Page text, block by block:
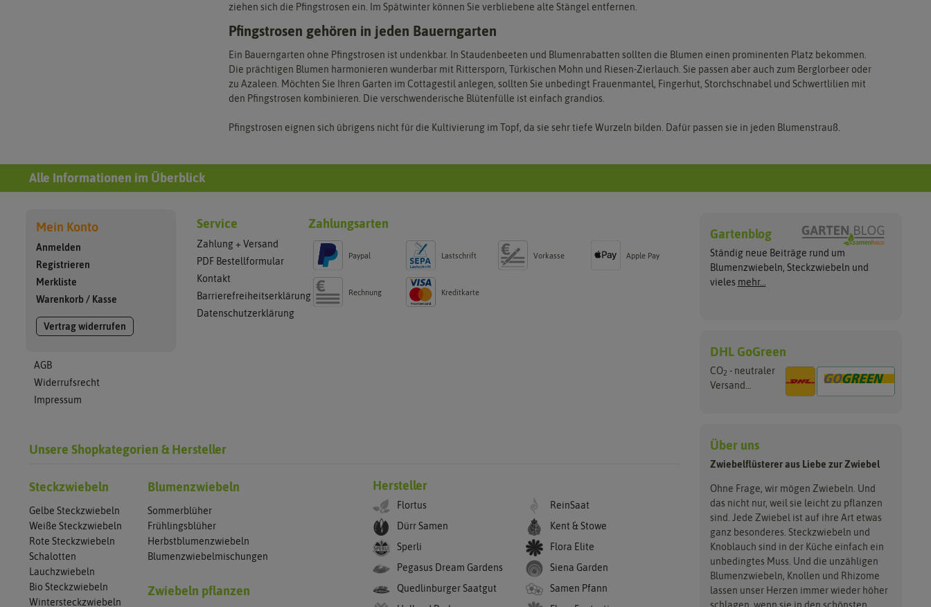
ziehen sich die Pfingstrosen ein. Im Spätwinter können Sie verbliebene alte Stängel entfernen.
Pfingstrosen gehören in jeden Bauerngarten
Ein Bauerngarten ohne Pfingstrosen ist undenkbar. In Staudenbeeten und Blumenrabatten sollten die Blumen einen prominenten Platz bekommen.
Die prächtigen Blumen harmonieren wunderbar mit Rittersporn, Türkischen Mohn und Riesen-Zierlauch. Sie passen aber auch zum Berglorbeer oder
zu Azaleen. Möchten Sie Ihren Garten im Cottagestil anlegen, sollten Sie unbedingt Frauenmantel, Fingerhut, Storchschnabel und Schwertlilien mit
den Pfingstrosen kombinieren. Die verschwenderische Blütenfülle ist einfach grandios.
Pfingstrosen eignen sich übrigens nicht für die Kultivierung im Topf, da sie sehr tiefe Wurzeln bilden. Dafür passen sie in jeden Blumenstrauß.
Alle Informationen im Überblick
Mein Konto
Anmelden
Registrieren
Merkliste
Warenkorb / Kasse
Vertrag widerrufen
AGB
Widerrufsrecht
Impressum
Service
Zahlung + Versand
PDF Bestellformular
Kontakt
Barrierefreiheitserklärung
Datenschutzerklärung
Zahlungsarten
Paypal Lastschrift Vorkasse Apple Pay
Rechnung Kreditkarte
Unsere Shopkategorien & Hersteller
Steckzwiebeln
Gelbe Steckzwiebeln
Weiße Steckzwiebeln
Rote Steckzwiebeln
Schalotten
Lauchzwiebeln
Bio Steckzwiebeln
Wintersteckzwiebeln
Blumenzwiebeln
Sommerblüher
Frühlingsblüher
Herbstblumenzwiebeln
Blumenzwiebelmischungen
Zwiebeln pflanzen
Hersteller
Flortus
Dürr Samen
Sperli
Pegasus Dream Gardens
Quedlinburger Saatgut
ReinSaat
Kent & Stowe
Flora Elite
Siena Garden
Samen Pfann
Gartenblog
Ständig neue Beiträge rund um
Blumenzwiebeln, Steckzwiebeln und
vieles mehr...
DHL GoGreen
CO2 - neutraler
Versand...
Über uns
Zwiebelflüsterer aus Liebe zur Zwiebel
Ohne Frage, wir mögen Zwiebeln. Und
das nicht nur, weil sie leicht zu pflanzen
sind. Jede Zwiebel ist auf ihre Art etwas
ganz besonderes. Steckzwiebeln und
Knoblauch sind in der Küche einfach ein
unbedingtes Muss. Und die unzähligen
Blumenzwiebeln, Knollen und Rhizome
lassen unser Herzen immer wieder höher
schlagen, wenn sie in den schönsten